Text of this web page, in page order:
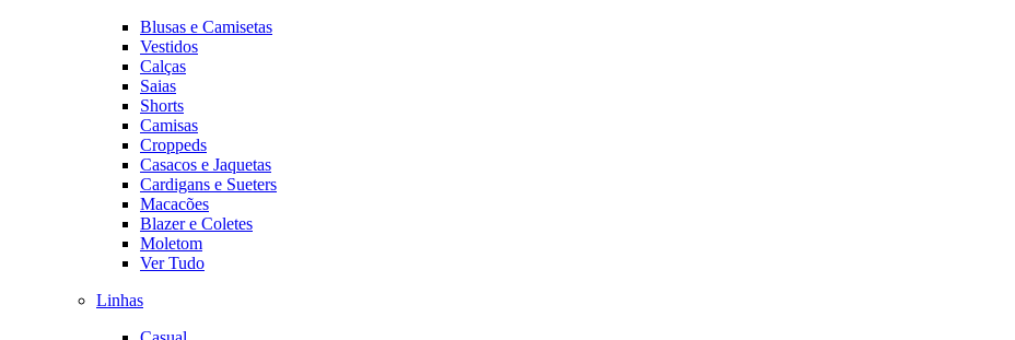
Blusas e Camisetas
Vestidos
Calças
Saias
Shorts
Camisas
Croppeds
Casacos e Jaquetas
Cardigans e Sueters
Macacões
Blazer e Coletes
Moletom
Ver Tudo
Linhas